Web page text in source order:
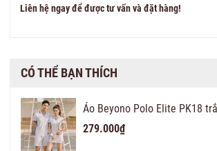
Liên hệ ngay để được tư vấn và đặt hàng!
CÓ THỂ BẠN THÍCH
Áo Beyono Polo Elite PK18
279.000₫